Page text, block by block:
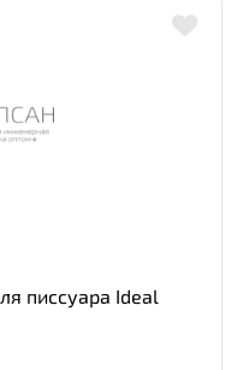
писсуара Ideal